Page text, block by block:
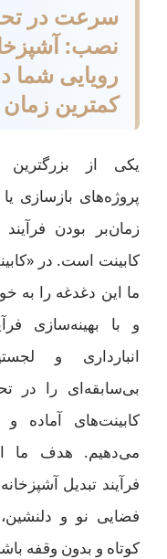
سرعت در
نصب:
رویایی شما
کمترین
یکی از
پروژه‌های بازسازی
زمان‌بر بودن
کابینت است. در
ما این دغدغه را به
و با بهینه‌سازی
انبارداری و
بی‌سابقه‌ای را در
کابینت‌های آماده و
می‌دهیم. هدف ما
فرآیند تبدیل
فضایی نو و
کوتاه و بدون وقفه